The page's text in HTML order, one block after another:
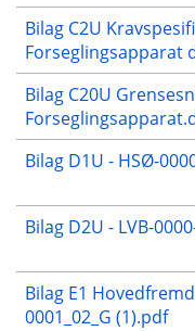
Bilag C2U
Forseglingsapparat
Bilag C20U
Bilag D1U - HSØ-
Bilag D2U - LVB-
Bilag E1
0001_02_G (1).pdf